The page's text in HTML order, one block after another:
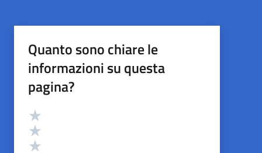
Quanto sono chiare le
informazioni su questa
pagina?
Valutazione